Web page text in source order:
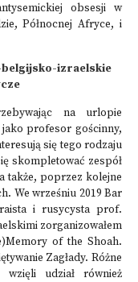
obsesji w
Północnej Afryce, i
belgijsko-izraelskie
na urlopie
profesor gościnny,
się tego rodzaju
skompletować zespół
także, poprzez kolejne
We wrześniu 2019 Bar
i rusycysta prof.
zorganizowałem
of the Shoah.
Zagłady. Różne
wzięli udział również